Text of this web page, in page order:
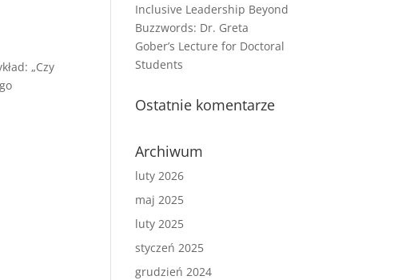
„Czy
Inclusive Leadership Beyond
Buzzwords: Dr. Greta
Gober’s Lecture for Doctoral
Students
Ostatnie komentarze
Archiwum
luty 2026
maj 2025
luty 2025
styczeń 2025
grudzień 2024